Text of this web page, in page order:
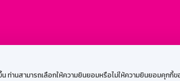
นสามารถเลือกให้ความยินยอมหรือไม่ให้ความยินยอมคุกกี้ข